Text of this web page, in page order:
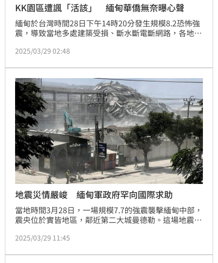
KK園區遭諷「活該」 緬甸華僑無奈曝心聲
緬甸於台灣時間28日下午14時20分發生規模8.2恐怖強
震，導致當地多處建築受損、斷水斷電斷網路，各地也
發生後，遭部分網友嘲諷「活該」。對此，就有自稱是
騙去做詐騙，更努力對抗軍政府，如今卻看到這些話，
感到十分難過。
2025/03/29 02:48
地震災情嚴峻 緬甸軍政府罕向國際求助
當地時間3月28日，一場規模7.7的強震襲擊緬甸中部，
震央位於實皆地區，鄰近第二大城曼德勒。這場地震不
區也感受到強烈搖晃。美國地質調查所（USGS）指
甸軍政府雖罕見向國際尋求援助，然而一直以來動盪的
2025/03/29 11:45